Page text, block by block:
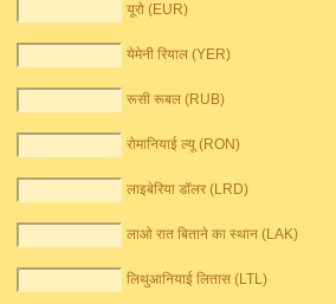
यूरो (EUR)
येमेनी रियाल (YER)
रूसी रूबल (RUB)
रोमानियाई ल्यू (RON)
लाइबेरिया डॉलर (LRD)
लाओ रात बिताने का स्थान (LAK)
लिथुआनियाई लितास (LTL)